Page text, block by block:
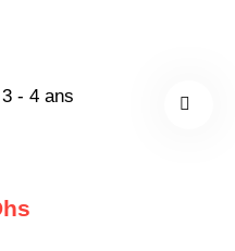
3 - 4 ans
: 399.00Dhs.